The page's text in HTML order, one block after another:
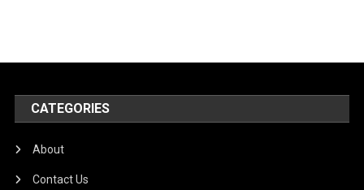
CATEGORIES
About
Contact Us